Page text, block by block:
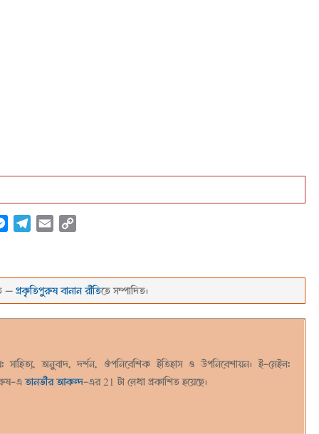
MessengerTelegram
Email
—প্রকৃতিপুরুষ বানান রীতিতে সম্পাদিত।
অনুবাদ, দর্শন, ঔপনিবেশিক ইতিহাস ও উপনিবেশায়ন। ই-মেইল:
এতানভীর আকন্দ-এর 21 টা লেখা প্রকাশিত হয়েছে।